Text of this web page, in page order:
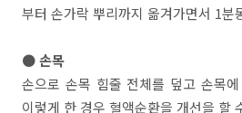
부터 손가락 뿌리까지 옮겨가면서 1분
● 손목
손으로 손목 힘줄 전체를 덮고 손목
이렇게 한 경우 혈액순환을 개선을 할